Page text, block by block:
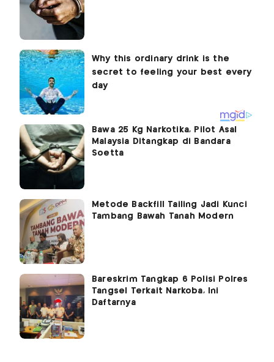
Bawa 25 Kg Narkotika, Pilot Asal
Malaysia Ditangkap di Bandara
Soetta
Metode Backfill Tailing Jadi Kunci
Tambang Bawah Tanah Modern
Bareskrim Tangkap 6 Polisi Polres
Tangsel Terkait Narkoba, Ini
Daftarnya